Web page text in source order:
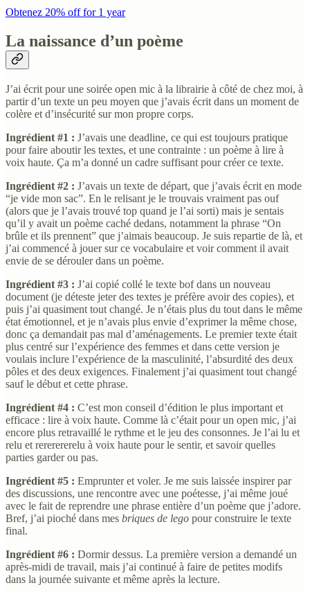
Obtenez 20% off for 1 year
La naissance d’un poème
J’ai écrit pour une soirée open mic à la librairie à côté de chez moi, à
partir d’un texte un peu moyen que j’avais écrit dans un moment de
colère et d’insécurité sur mon propre corps.
Ingrédient #1 : J’avais une deadline, ce qui est toujours pratique
pour faire aboutir les textes, et une contrainte : un poème à lire à
voix haute. Ça m’a donné un cadre suffisant pour créer ce texte.
Ingrédient #2 : J’avais un texte de départ, que j’avais écrit en mode
“je vide mon sac”. En le relisant je le trouvais vraiment pas ouf
(alors que je l’avais trouvé top quand je l’ai sorti) mais je sentais
qu’il y avait un poème caché dedans, notamment la phrase “On
brûle et ils prennent” que j’aimais beaucoup. Je suis repartie de là, et
j’ai commencé à jouer sur ce vocabulaire et voir comment il avait
envie de se dérouler dans un poème.
Ingrédient #3 : J’ai copié collé le texte bof dans un nouveau
document (je déteste jeter des textes je préfère avoir des copies), et
puis j’ai quasiment tout changé. Je n’étais plus du tout dans le même
état émotionnel, et je n’avais plus envie d’exprimer la même chose,
donc ça demandait pas mal d’aménagements. Le premier texte était
plus centré sur l’expérience des femmes et dans cette version je
voulais inclure l’expérience de la masculinité, l’absurdité des deux
pôles et des deux exigences. Finalement j’ai quasiment tout changé
sauf le début et cette phrase.
Ingrédient #4 : C’est mon conseil d’édition le plus important et
efficace : lire à voix haute. Comme là c’était pour un open mic, j’ai
encore plus retravaillé le rythme et le jeu des consonnes. Je l’ai lu et
relu et rererererelu à voix haute pour le sentir, et savoir quelles
parties garder ou pas.
Ingrédient #5 : Emprunter et voler. Je me suis laissée inspirer par
des discussions, une rencontre avec une poétesse, j’ai même joué
avec le fait de reprendre une phrase entière d’un poème que j’adore.
Bref, j’ai pioché dans mes briques de lego pour construire le texte
final.
Ingrédient #6 : Dormir dessus. La première version a demandé un
après-midi de travail, mais j’ai continué à faire de petites modifs
dans la journée suivante et même après la lecture.